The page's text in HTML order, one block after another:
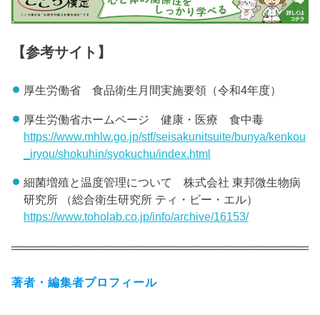
【参考サイト】
厚生労働省 食品衛生月間実施要領（令和4年度）
厚生労働省ホームページ 健康・医療 食中毒
https://www.mhlw.go.jp/stf/seisakunitsuite/bunya/kenkou
_iryou/shokuhin/syokuchu/index.html
細菌増殖と温度管理について 株式会社 東邦微生物病
研究所 （総合衛生研究所 ティ・ビー・エル）
https://www.toholab.co.jp/info/archive/16153/
著者・編集者プロフィール